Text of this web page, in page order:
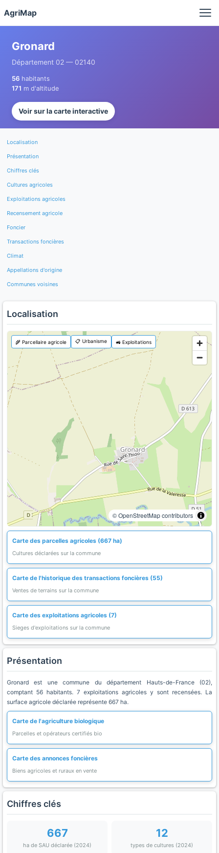
AgriMap
Gronard
Département 02 — 02140
56 habitants
171 m d'altitude
Voir sur la carte interactive
Localisation
Présentation
Chiffres clés
Cultures agricoles
Exploitations agricoles
Recensement agricole
Foncier
Transactions foncières
Climat
Appellations d'origine
Communes voisines
Localisation
© OpenStreetMap contributors
🌾 Parcellaire agricole 📋 Urbanisme 🚜 Exploitations
Carte des parcelles agricoles (667 ha)
Cultures déclarées sur la commune
Carte de l'historique des transactions foncières (55)
Ventes de terrains sur la commune
Carte des exploitations agricoles (7)
Sieges d'exploitations sur la commune
Présentation
Gronard est une commune du département Hauts-de-France (02),
comptant 56 habitants. 7 exploitations agricoles y sont recensées. La
surface agricole déclarée représente 667 ha.
Carte de l'agriculture biologique
Parcelles et opérateurs certifiés bio
Carte des annonces foncières
Biens agricoles et ruraux en vente
Chiffres clés
667
ha de SAU déclarée (2024)
12
types de cultures (2024)